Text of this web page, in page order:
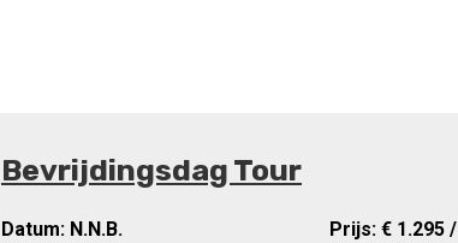
Bevrijdingsdag Tour
Datum: N.N.B. Prijs: € 1.295